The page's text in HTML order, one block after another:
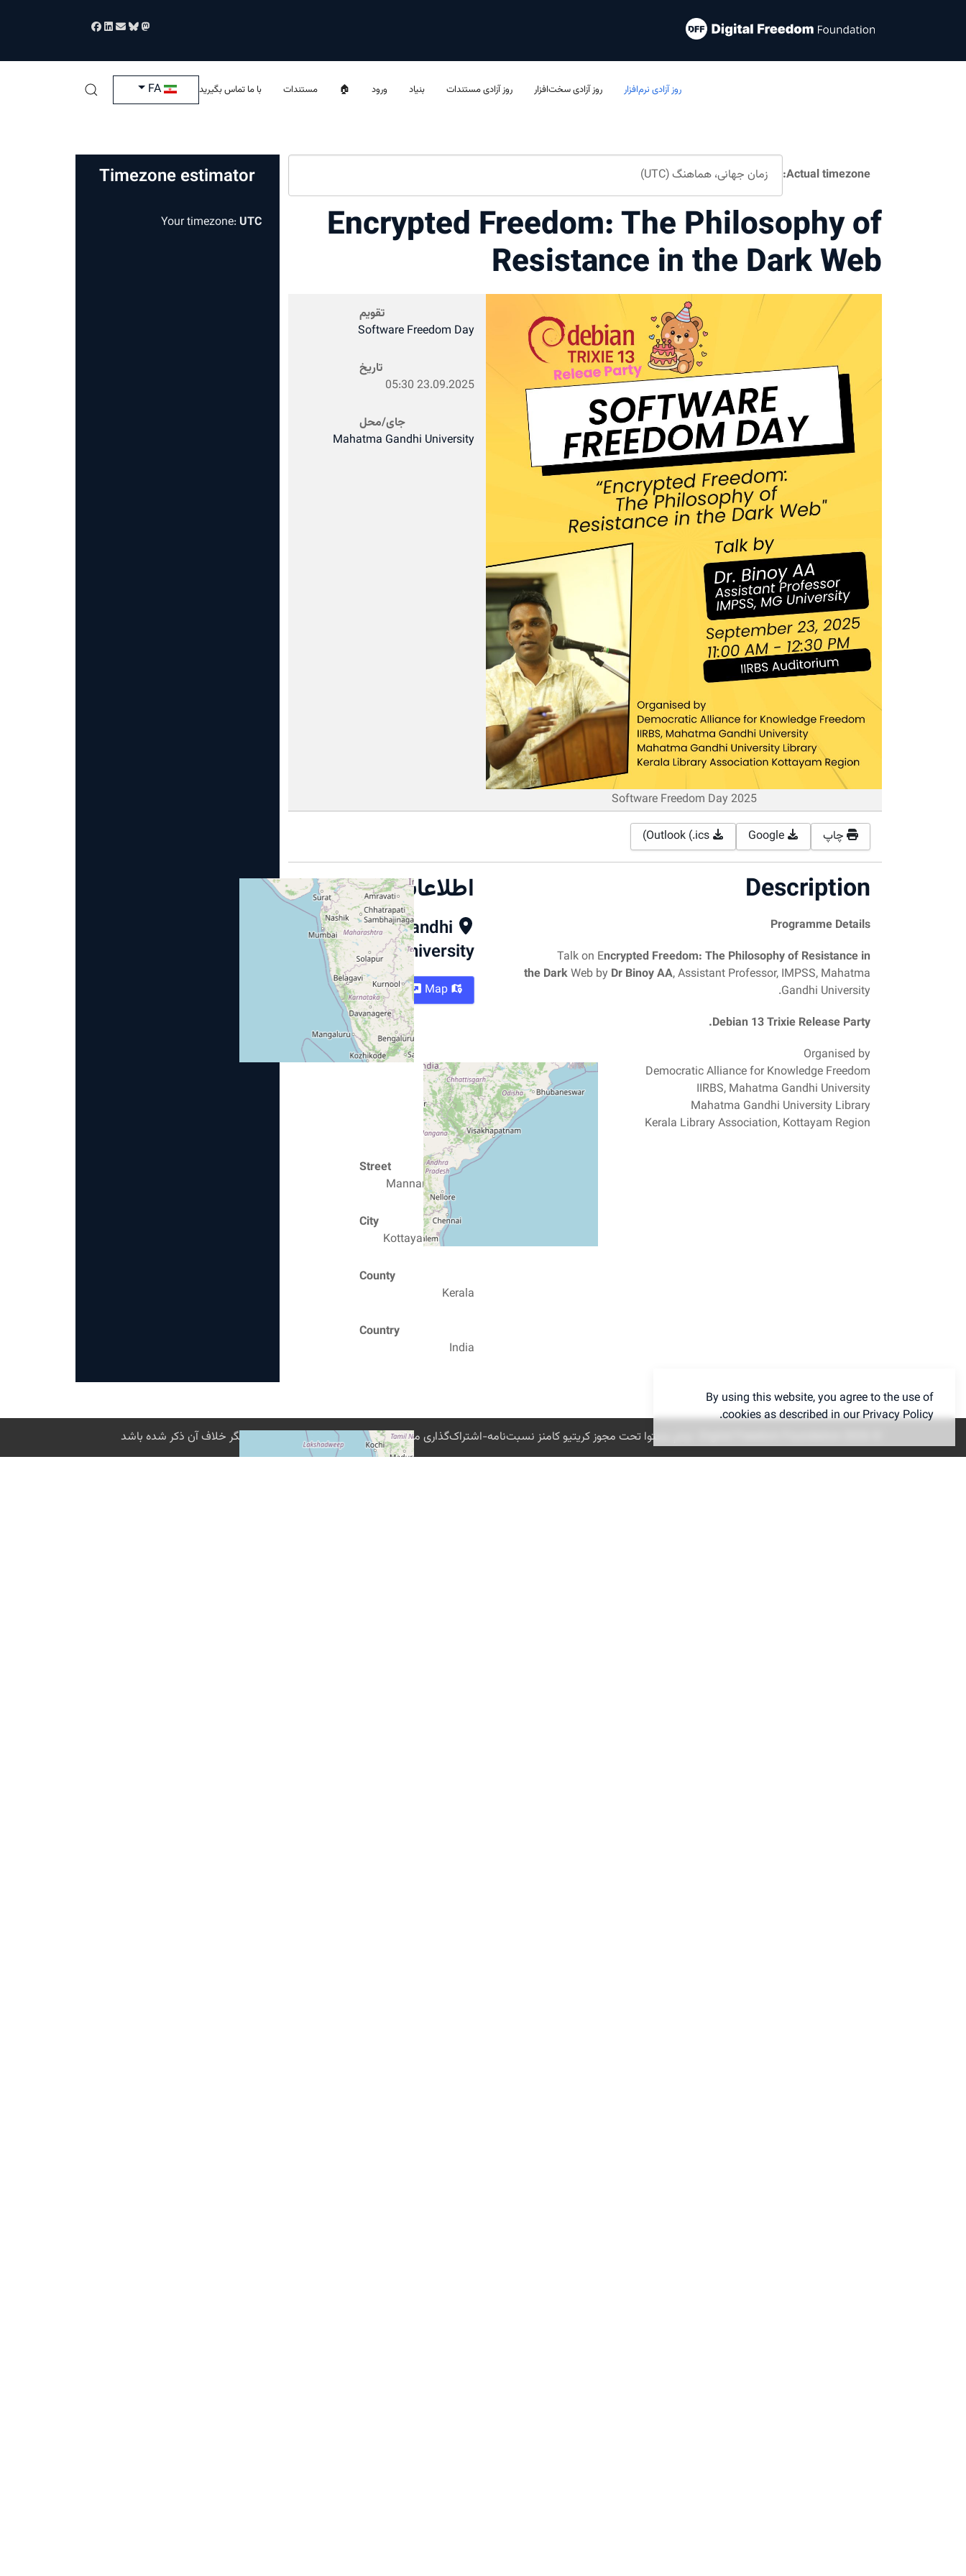
By using this website, you agree to the use of
cookies as described in our Privacy Policy.
روز آزادی نرم‌افزار روز آزادی سخت‌افزار روز آزادی مستندات بنیاد ورود 🏠 مستندات با ما تماس بگیرید زبان خود را انتخاب کنید
FA
Actual timezone:
Encrypted Freedom: The Philosophy of
Resistance in the Dark Web
Software Freedom Day 2025
تقویم
Software Freedom Day
تاریخ
23.09.2025
05:30
جای/محل
Mahatma Gandhi University
Description
Programme Details
Talk on Encrypted Freedom: The Philosophy of Resistance in
the DarkWeb by Dr Binoy AA, Assistant Professor, IMPSS, Mahatma
Gandhi University.
Debian 13 Trixie Release Party.
Organised by
Democratic Alliance for Knowledge Freedom
IIRBS, Mahatma Gandhi University
Mahatma Gandhi University Library
Kerala Library Association, Kottayam Region
اطلاعات محل
Mahatma Gandhi
University
Directions
Street
Mannanam Road
City
686561 Kottayam
County
Kerala
Country
India
Timezone estimator
Your timezone: UTC
. تمام محتوا تحت مجوز کریتیو کامنز نسبت‌نامه-اشتراک‌گذاری مشابه 4.0 بین‌المللی در دسترس است مگر خلاف آن ذکر شده باشد